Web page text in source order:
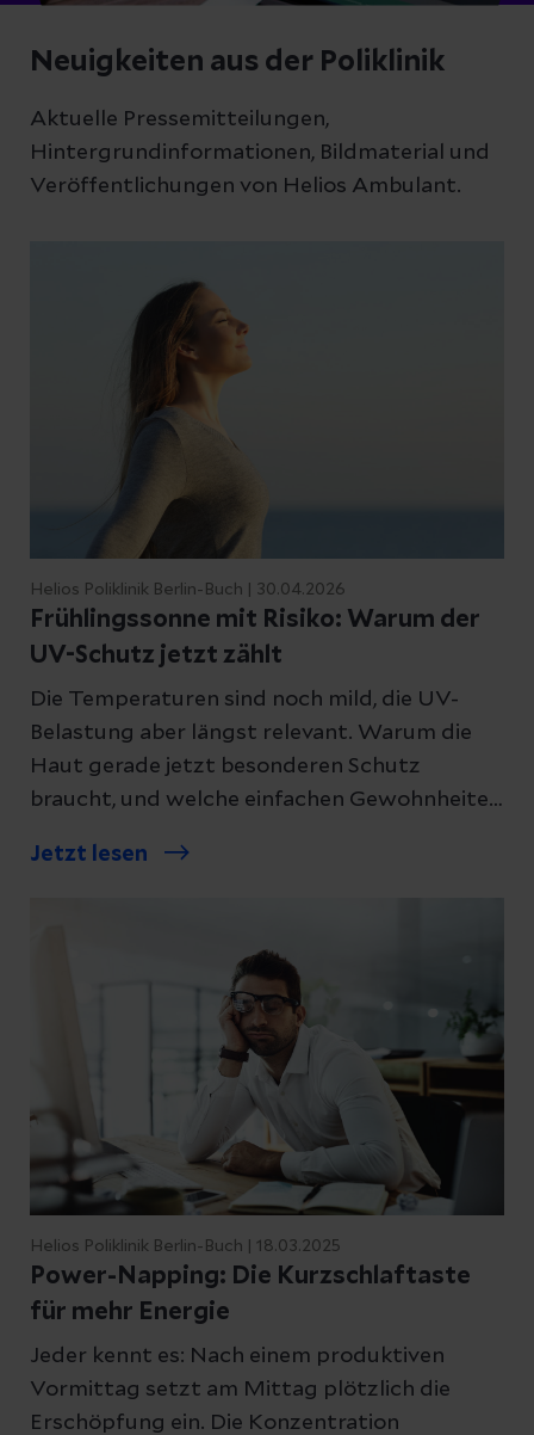
Neuigkeiten aus der Poliklinik
Aktuelle Pressemitteilungen,
Hintergrundinformationen, Bildmaterial und
Veröffentlichungen von Helios Ambulant.
Helios Poliklinik Berlin-Buch | 30.04.2026
Frühlingssonne mit Risiko: Warum der
UV-Schutz jetzt zählt
Die Temperaturen sind noch mild, die UV-
Belastung aber längst relevant. Warum die
Haut gerade jetzt besonderen Schutz
braucht, und welche einfachen Gewohnheiten
Fachärztin für Haut- und
Jetzt lesen
Helios Poliklinik Berlin-Buch | 18.03.2025
Power-Napping: Die Kurzschlaftaste
für mehr Energie
Jeder kennt es: Nach einem produktiven
Vormittag setzt am Mittag plötzlich die
Erschöpfung ein. Die Konzentration